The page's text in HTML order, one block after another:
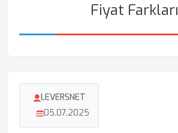
Fiyat Farkları
LEVERSNET
05.07.2025